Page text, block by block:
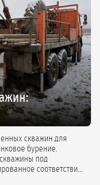
скважин для
под
соответствие